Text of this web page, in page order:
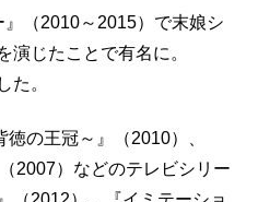
（2010～2015）で末娘シ
演じたことで有名に。
た。
の王冠～』（2010）、
2007）などのテレビシリー